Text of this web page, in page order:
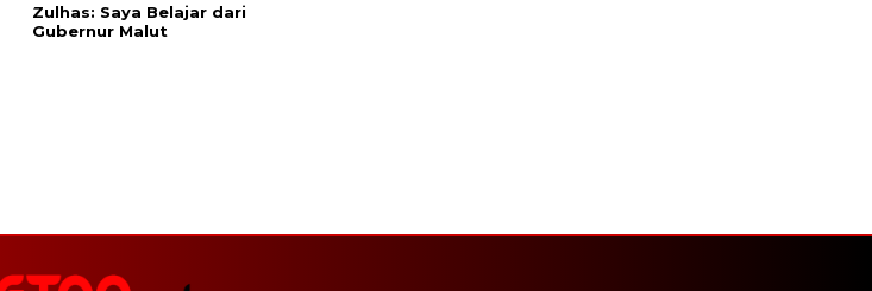
Zulhas: Saya Belajar dari
Gubernur Malut